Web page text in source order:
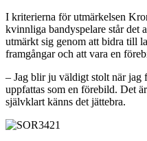
I kriterierna för utmärkelsen
kvinnliga bandyspelare står det
utmärkt sig genom att bidra till
framgångar och att vara en
– Jag blir ju väldigt stolt när jag
uppfattas som en förebild. Det
självklart känns det jättebra.